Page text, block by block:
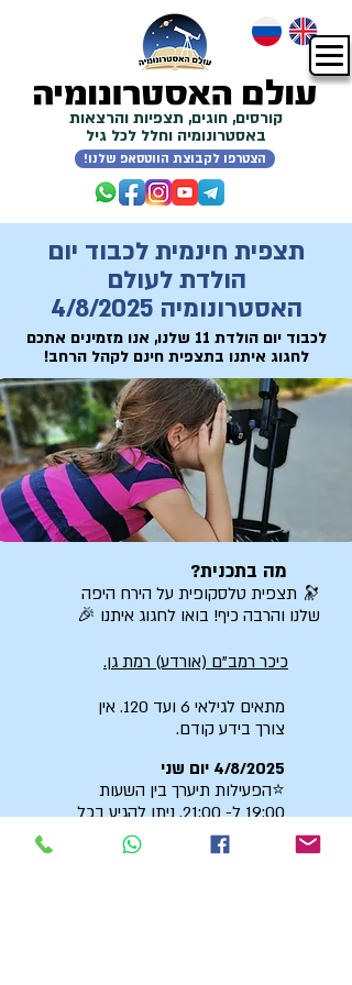
קורסים, חוגים, תצפיות והרצאות
באסטרונומיה וחלל לכל גיל
!הצטרפו לקבוצת הווטסאפ שלנו
תצפית חינמית לכבוד יום
הולדת לעולם
האסטרונומיה 4/8/2025
לכבוד יום הולדת 11 שלנו, אנו מזמינים אתכם
לחגוג איתנו בתצפית חינם לקהל הרחב!
מה בתכנית?
🔭 תצפית טלסקופית על הירח היפה
שלנו והרבה כיף! בואו לחגוג איתנו 🎉
כיכר רמב"ם (אורדע) רמת גן.
מתאים לגילאי 6 ועד 120. אין
צורך בידע קודם.
4/8/2025 יום שני
⭐הפעילות תיערך בין השעות
19:00 ל- 21:00. ניתן להגיע בכל
זמן בטווח הזה.